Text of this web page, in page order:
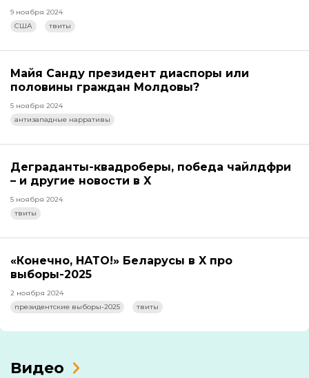
9 ноября 2024
США
твиты
Майя Санду президент диаспоры или
половины граждан Молдовы?
5 ноября 2024
антизападные нарративы
Деграданты-квадроберы, победа чайлдфри
– и другие новости в X
5 ноября 2024
твиты
«Конечно, НАТО!» Беларусы в X про
выборы-2025
2 ноября 2024
президентские выборы-2025
твиты
Видео